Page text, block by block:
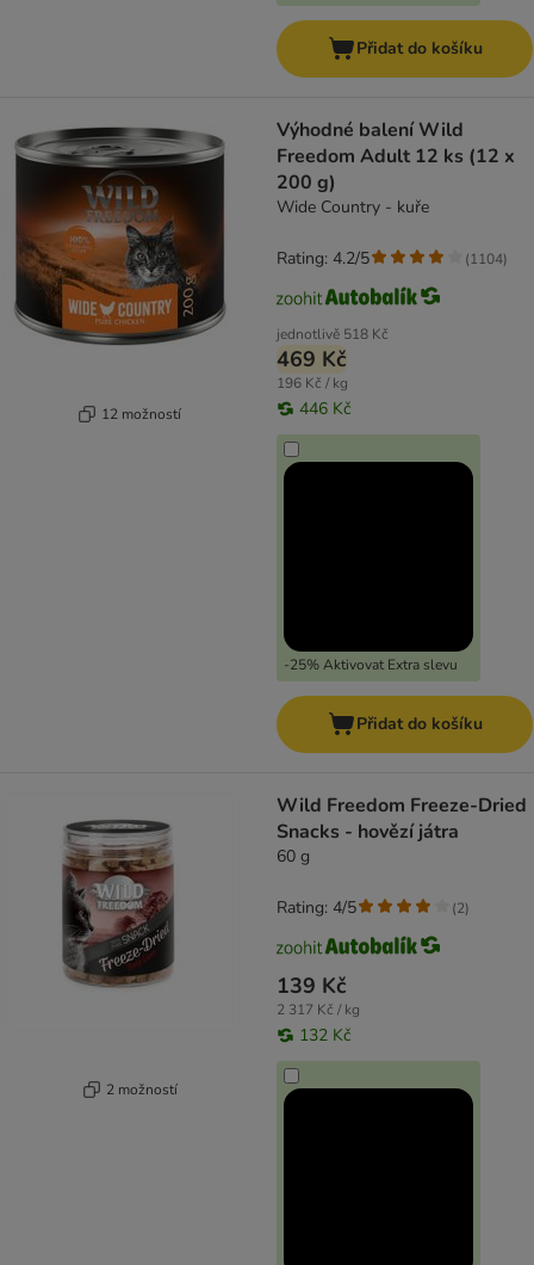
Přidat do košíku
12 možností
Výhodné balení Wild
Freedom Adult 12 ks (12 x
200 g)
Wide Country - kuře
jednotlivě 518 Kč
469 Kč
196 Kč / kg
446 Kč
-25% Aktivovat Extra slevu
Rating: 4.2/5 (1104)
Přidat do košíku
2 možností
Wild Freedom Freeze-Dried
Snacks - hovězí játra
60 g
139 Kč
2 317 Kč / kg
132 Kč
Rating: 4/5 (2)